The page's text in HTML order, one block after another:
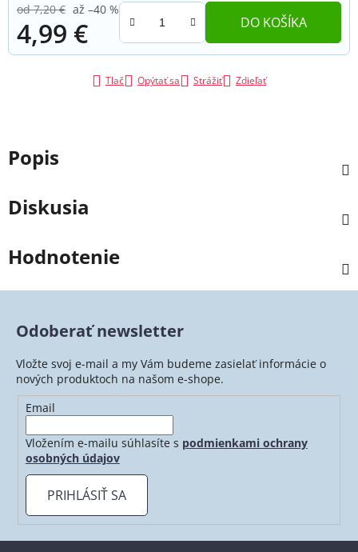
od 7,20 € až –40 %
4,99 €
Jednotková cena:
DO KOŠÍKA
Tlač Opýtať sa Strážiť Zdieľať
Popis
Diskusia
Hodnotenie
Odoberať newsletter
Vložte svoj e-mail a my Vám budeme zasielať informácie o
nových produktoch na našom e-shope.
Email
Vložením e-mailu súhlasíte s podmienkami ochrany
osobných údajov
PRIHLÁSIŤ SA